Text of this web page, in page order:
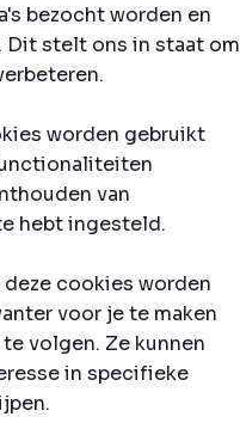
bezocht worden en
Dit stelt ons in staat om
worden gebruikt
van
hebt ingesteld.
cookies worden
voor je te maken
volgen. Ze kunnen
in specifieke